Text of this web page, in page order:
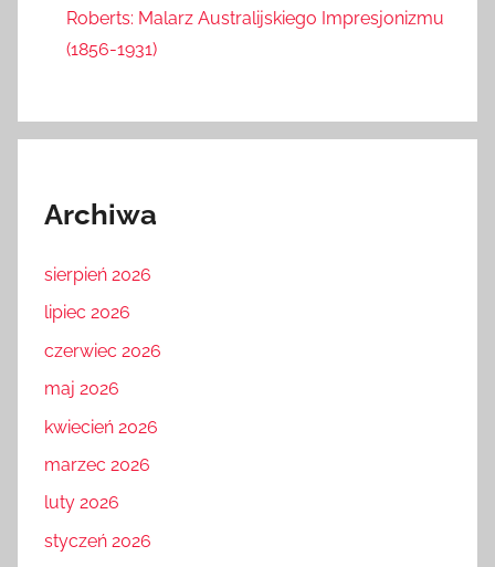
Roberts: Malarz Australijskiego Impresjonizmu
(1856-1931)
Archiwa
sierpień 2026
lipiec 2026
czerwiec 2026
maj 2026
kwiecień 2026
marzec 2026
luty 2026
styczeń 2026